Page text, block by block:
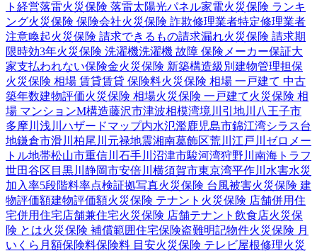
ト経営落雷火災保険 落雷太陽光パネル家電火災保険 ランキ
ング火災保険 保険会社火災保険 詐欺修理業者特定修理業者
注意喚起火災保険 請求できるもの請求漏れ火災保険 請求期
限時効3年火災保険 洗濯機洗濯機 故障 保険 メーカー保証大
家支払われない保険金火災保険 新築構造級別 建物管理担保
火災保険 相場 賃貸賃貸 保険料火災保険 相場 一戸建て 中古
築年数建物評価火災保険 相場火災保険 一戸建て火災保険 相
場 マンションM構造藤沢市津波相模湾境川 引地川
八王子市
多摩川 浅川 ハザードマップ内水氾濫鹿児島市錦江湾シラス台
地鎌倉市滑川 柏尾川 元禄地震湘南葛飾区荒川 江戸川 ゼロメー
トル地帯松山市重信川 石手川 沼津市駿河湾狩野川 南海トラフ
世田谷区 目黒川 静岡市安倍川 横須賀市東京湾平作川 水害水災
加入率5段階料率点検証拠写真火災保険 台風被害火災保険 建
物評価額建物評価額火災保険 テナント 火災保険 店舗併用住
宅併用住宅店舗兼住宅火災保険 店舗テナント 飲食店火災保
険 とは火災保険 補償範囲住宅保険盗難明記物件火災保険 月
いくら 月額保険料保険料 目安火災保険 テレビ屋根修理火災